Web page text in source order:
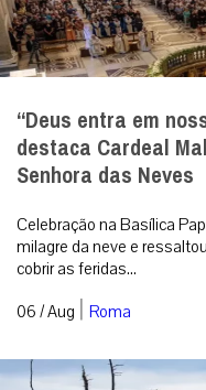
“Deus entra em
destaca Cardeal
Senhora das Neves
Celebração na Basílica
milagre da neve e
cobrir as feridas...
06 / Aug | Roma